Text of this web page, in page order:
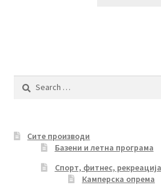
Search
Сите производи
Базени и летна програма
Спорт, фитнес,
Камперска опрема